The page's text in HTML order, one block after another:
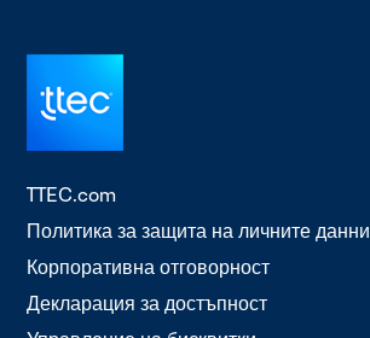
TTEC.com
Политика за защита на личните данни
Корпоративна отговорност
Декларация за достъпност